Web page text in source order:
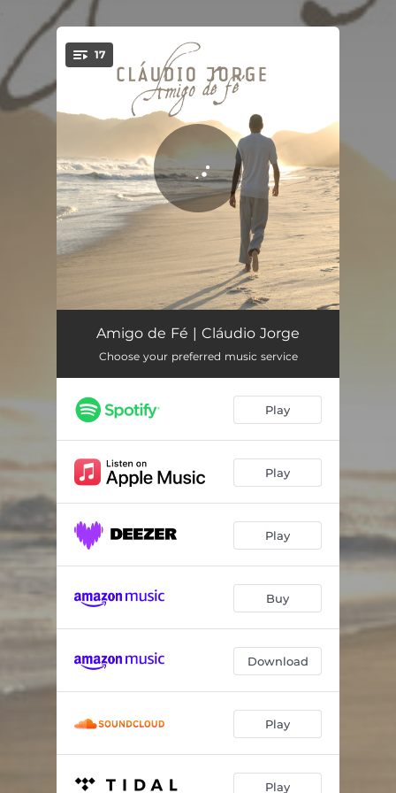
You're all set!
17
Estrelinha e Conchinha 04:23
Amigo de Fé 03:20
Devagar Com o Andor 05:03
Coisas Simples 03:06
Lundu de Cantigas Vagas 03:46
Traz um Presente Pra Mim? 04:25
Parceiros Amigos 03:27
04:01
04:20
Pout-Porri: Alô Noel! / Sou da Vila, Não Tem Jeito 03:19
Samba da Bandola 04:26
Recado Pro Elton Medeiros 03:44
Amigo de Fé | Cláudio Jorge
Choose your preferred music service
Play
Play
Play
Buy
Download
Play
Play